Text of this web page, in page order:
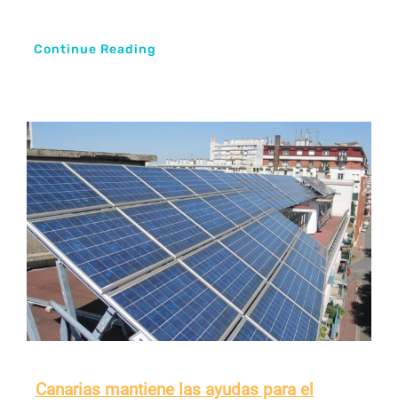
Continue Reading
Canarias mantiene las ayudas para el